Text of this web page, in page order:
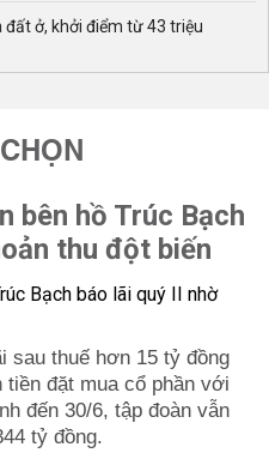
đất ở, khởi điểm từ 43 triệu
CHỌN
bên hồ Trúc Bạch
thu đột biến
sau thuế hơn 15 tỷ đồng
tiền đặt mua cổ phần với
đến 30/6, tập đoàn vẫn
tỷ đồng.